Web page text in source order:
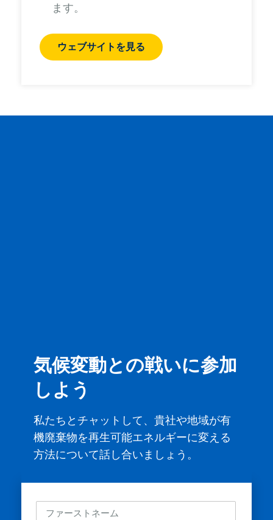
ます。
ウェブサイトを見る
気候変動との戦いに参加
しよう
私たちとチャットして、貴社や地域が有
機廃棄物を再生可能エネルギーに変える
方法について話し合いましょう。